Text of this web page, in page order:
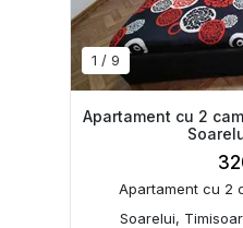
1 / 9
Apartament cu 2
Apartament cu 2
Soarelui,